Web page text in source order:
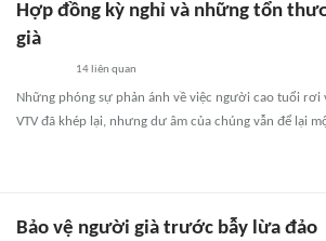
Hợp đồng kỳ nghỉ và những tổn
già
14liên quan
Những phóng sự phản ánh về việc người cao tuổi
VTV đã khép lại, nhưng dư âm của chúng vẫn để lại
Bảo vệ người già trước bẫy lừa đảo